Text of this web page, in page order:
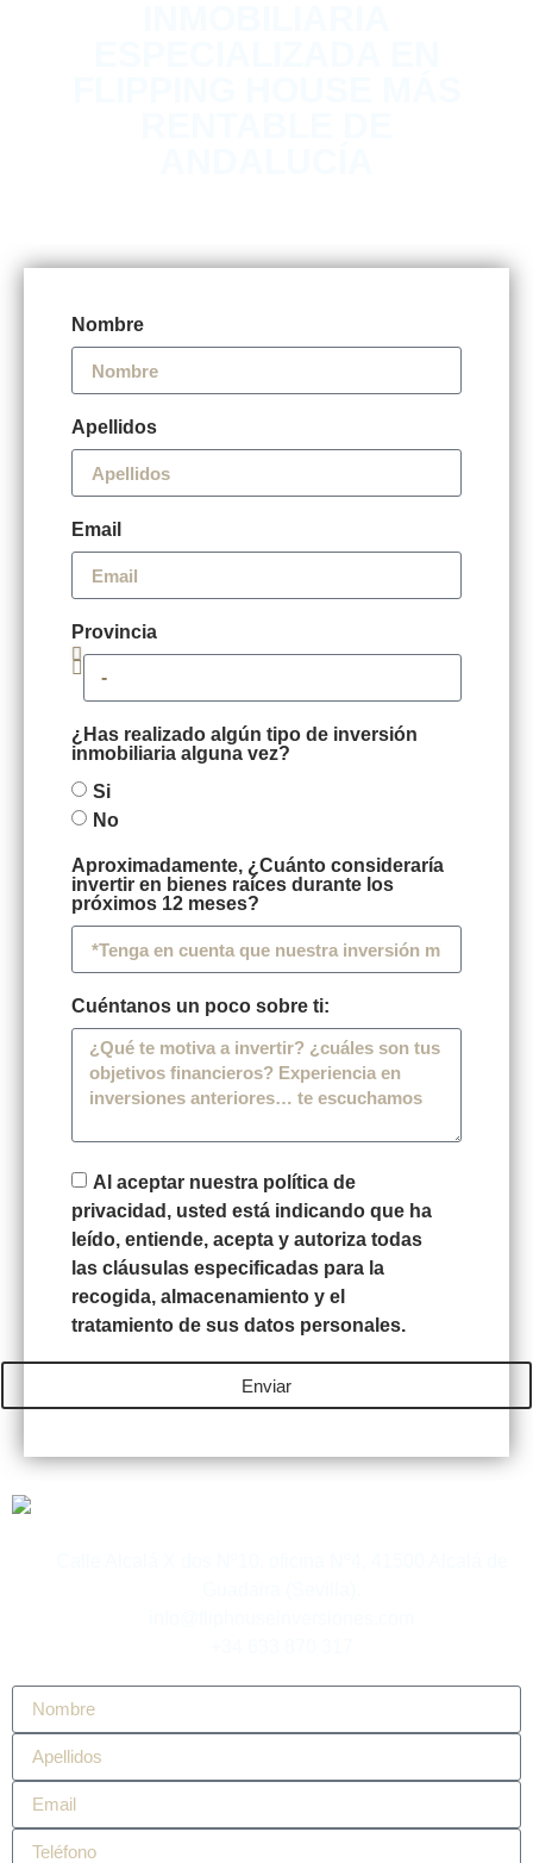
Nombre
Apellidos
Email
Provincia
¿Has realizado algún tipo de inversión
inmobiliaria alguna vez?
Si
No
Aproximadamente, ¿Cuánto consideraría
invertir en bienes raíces durante los
próximos 12 meses?
Cuéntanos un poco sobre ti:
Al aceptar nuestra política de
privacidad, usted está indicando que ha
leído, entiende, acepta y autoriza todas
las cláusulas especificadas para la
recogida, almacenamiento y el
tratamiento de sus datos personales.
Enviar